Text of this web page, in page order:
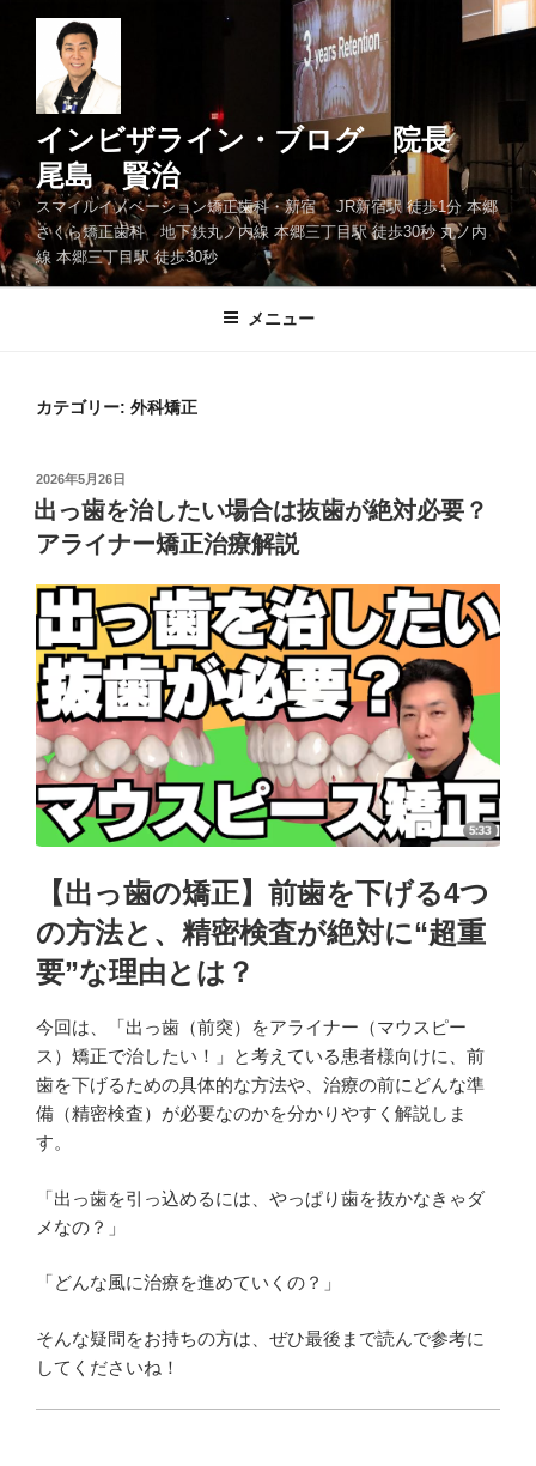
ス
キ
ッ
プ
インビザライン・ブログ 院長
尾島 賢治
スマイルイノベーション矯正歯科・新宿 JR新宿駅 徒歩1分 本郷
さくら矯正歯科 地下鉄丸ノ内線 本郷三丁目駅 徒歩30秒 丸ノ内
線 本郷三丁目駅 徒歩30秒
メニュー
カテゴリー: 外科矯正
投
稿
日:
2026年5月26日
出っ歯を治したい場合は抜歯が絶対必要？
アライナー矯正治療解説
【出っ歯の矯正】前歯を下げる4つ
の方法と、精密検査が絶対に“超重
要”な理由とは？
今回は、「出っ歯（前突）をアライナー（マウスピー
ス）矯正で治したい！」と考えている患者様向けに、前
歯を下げるための具体的な方法や、治療の前にどんな準
備（精密検査）が必要なのかを分かりやすく解説しま
す。
「出っ歯を引っ込めるには、やっぱり歯を抜かなきゃダ
メなの？」
「どんな風に治療を進めていくの？」
そんな疑問をお持ちの方は、ぜひ最後まで読んで参考に
してくださいね！